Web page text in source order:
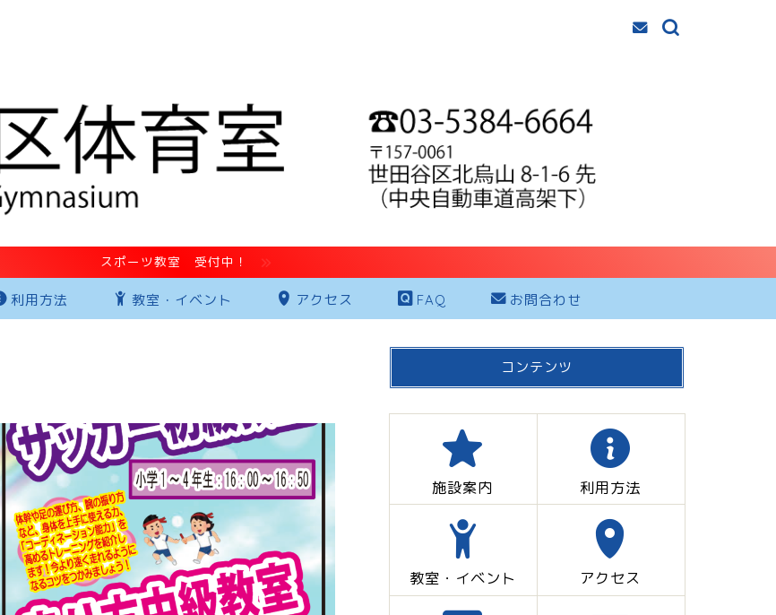
スポーツ教室 受付中！
利用方法 教室・イベント アクセス FAQ お問合わせ
コンテンツ
施設案内 利用方法
教室・イベント アクセス